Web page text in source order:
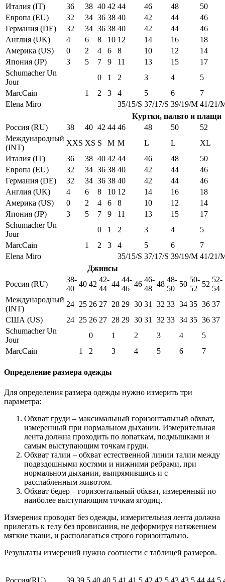
Италия (IT)
36 38 40 42 44 46 48
50
Европа (EU)
32 34 36 38 40 42 44
46
Германия (DE)
32 34 36 38 40 42 44
46
Англия (UK)
4 6 8 10 12 14 16
18
Америка (US)
0 2 4 6 8 10 12
14
Япония (JP)
3 5 7 9 11 13 15
17
Schumacher Un
Jour
0 1 2 3 4
5
MarcCain
1 2 3 4 5 6
7
Elena Miro
35/15/S 37/17/S 39/19/M 41/21/
Куртки, пальто и плащи
Россия (RU)
38 40 42 44 46 48 50
52
Международный
(INT)
XXS XS S M M L L
XL
Италия (IT)
36 38 40 42 44 46 48
50
Европа (EU)
32 34 36 38 40 42 44
46
Германия (DE)
32 34 36 38 40 42 44
46
Англия (UK)
4 6 8 10 12 14 16
18
Америка (US)
0 2 4 6 8 10 12
14
Япония (JP)
3 5 7 9 11 13 15
17
Schumacher Un
Jour
0 1 2 3 4
5
MarcCain
1 2 3 4 5 6
7
Elena Miro
35/15/S 37/17/S 39/19/M 41/21/
Джинсы
Россия (RU)
38-
40
40 42
42-
44
44
44-
46
46
46-
48
48
48-
50
50
50-
52
52
52-
54
Международный
(INT)
24 25 26 27 28 29 30 31 32 33 34 35 36 37
США (US)
24 25 26 27 28 29 30 31 32 33 34 35 36 37
Schumacher Un
Jour
0 1 2 3 4
5
MarcCain
1 2 3 4 5 6 7
Определение размера одежды
Для определения размера одежды нужно измерить три
параметра:
Обхват груди – максимальный горизонтальный обхват,
измеренный при нормальном дыхании. Измерительная
лента должна проходить по лопаткам, подмышками и
самым выступающим точкам груди.
Обхват талии – обхват естественной линии талии между
подвздошными костями и нижними ребрами, при
нормальном дыхании, выпрямившись и с
расслабленным животом.
Обхват бедер – горизонтальный обхват, измеренный по
наиболее выступающим точкам ягодиц.
Измерения проводят без одежды, измерительная лента должна
прилегать к телу без провисания, не деформируя натяжением
мягкие ткани, и располагаться строго горизонтально.
Результаты измерений нужно соотнести с таблицей размеров.
Россия(RU) 39 39,5 40 40,5 41 41,5 42 42,5 43 43,5 44 44,5